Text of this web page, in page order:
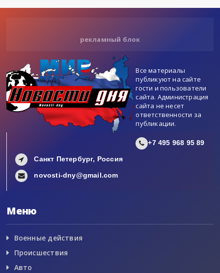
рекламный блок
Все материалы
публикуют на сайте
гости и пользователи
сайта. Администрация
сайта не несет
ответственности за
публикации.
+7 495 968 95 89
Санкт Петербург, Россия
novosti-dny@gmail.com
Меню
Военные действия
Происшествия
Авто